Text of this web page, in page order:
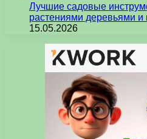
Лучшие садовые
растениями деревьями и
15.05.2026